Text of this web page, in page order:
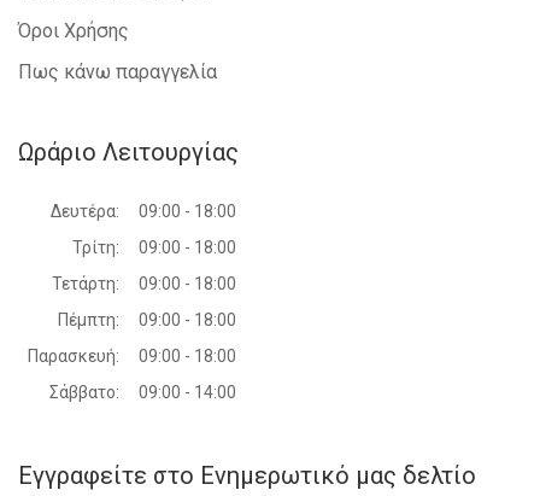
Όροι Χρήσης
Πως κάνω παραγγελία
Ωράριο Λειτουργίας
Δευτέρα:
09:00 - 18:00
Τρίτη:
09:00 - 18:00
Τετάρτη:
09:00 - 18:00
Πέμπτη:
09:00 - 18:00
Παρασκευή:
09:00 - 18:00
Σάββατο:
09:00 - 14:00
Εγγραφείτε στο Ενημερωτικό μας δελτίο